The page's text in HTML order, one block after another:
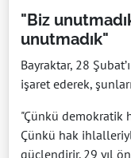
"Biz
unutmadık"
Bayraktar, 28
işaret ederek,
"Çünkü demokratik
Çünkü hak
güçlendirir. 29 yıl